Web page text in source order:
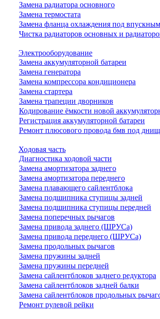
Замена радиатора основного
Замена термостата
Замена фланца охлаждения под
Чистка радиаторов основных и
Электрооборудование
Замена аккумуляторной батареи
Замена генератора
Замена компрессора кондиционера
Замена стартера
Замена трапеции дворников
Кодирование ёмкости новой
Регистрация аккумуляторной батареи
Ремонт плюсового провода бмв под
Ходовая часть
Диагностика ходовой части
Замена амортизатора заднего
Замена амортизатора переднего
Замена плавающего сайлентблока
Замена подшипника ступицы задней
Замена подшипника ступицы передней
Замена поперечных рычагов
Замена привода заднего (ШРУСа)
Замена привода переднего (ШРУСа)
Замена продольных рычагов
Замена пружины задней
Замена пружины передней
Замена сайлентблоков заднего редуктора
Замена сайлентблоков задней балки
Замена сайлентблоков продольных
Ремонт рулевой рейки